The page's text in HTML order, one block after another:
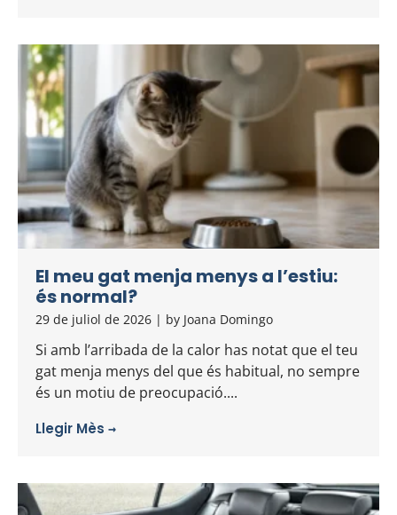
El meu gat menja menys a l’estiu:
és normal?
29 de juliol de 2026 | by Joana Domingo
Si amb l’arribada de la calor has notat que el teu
gat menja menys del que és habitual, no sempre
és un motiu de preocupació....
Llegir Mès →